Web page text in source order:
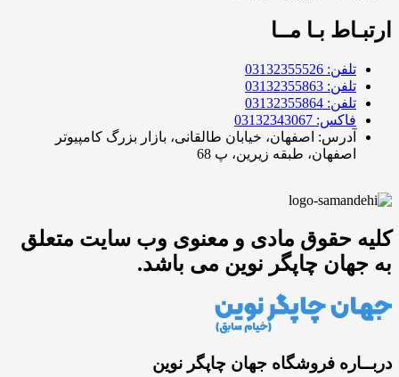
ارتبـاط بـا مــا
تلفن: 03132355526
تلفن: 03132355863
تلفن: 03132355864
فاکس: 03132343067
آدرس: اصفهان، خیابان طالقانی، بازار بزرگ کامپیوتر
اصفهان، طبقه زیرین، پ 68
کلیه حقوق مادی و معنوی وب سایت متعلق
به جهان چاپگر نوین می باشد.
دربــاره فروشگاه جهان چاپگر نوین